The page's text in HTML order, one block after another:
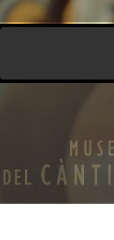
Vés al contingut